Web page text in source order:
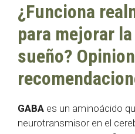
¿Funciona
para mejorar
sueño?
GABA es un aminoácido
neurotransmisor en el